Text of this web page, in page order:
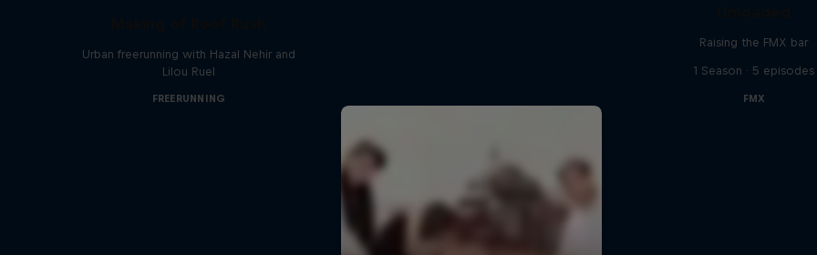
Urban freerunning with Hazal Nehir and
Lilou Ruel
FREERUNNING
Raising the FMX bar
1 Season · 5 episodes
FMX